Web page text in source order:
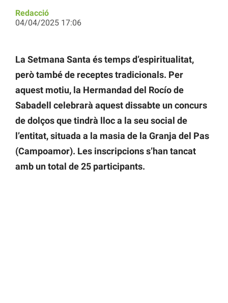
Redacció
04/04/2025 17:06
La Setmana Santa és temps d’espiritualitat,
però també de receptes tradicionals. Per
aquest motiu, la Hermandad del Rocío de
Sabadell celebrarà aquest dissabte un concurs
de dolços que tindrà lloc a la seu social de
l’entitat, situada a la masia de la Granja del Pas
(Campoamor). Les inscripcions s’han tancat
amb un total de 25 participants.